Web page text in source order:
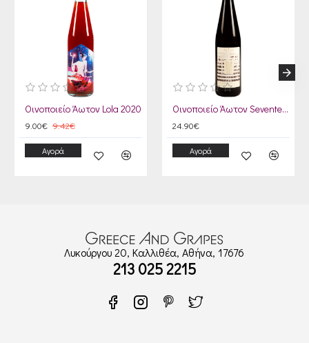
Οινοποιείο Άωτον Lola 2020
9.00€ 9.42€
Αγορά
Οινοποιείο Άωτον Seventeen 2017
24.90€
Αγορά
Λυκούργου 20, Καλλιθέα, Αθήνα, 17676
213 025 2215